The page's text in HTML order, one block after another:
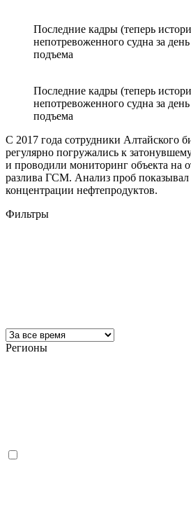
Последние кадры (теперь
непотревоженного судна за
подъема
Последние кадры (теперь
непотревоженного судна за
подъема
С 2017 года сотрудники Алтайского
регулярно погружались к
и проводили мониторинг объекта на
разлива ГСМ. Анализ проб
концентрации нефтепродуктов.
Фильтры
Регионы